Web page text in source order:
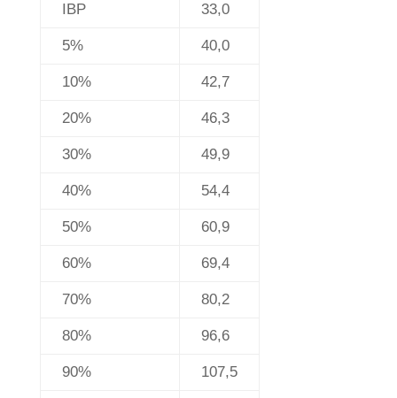
IBP 33,0
5% 40,0
10% 42,7
20% 46,3
30% 49,9
40% 54,4
50% 60,9
60% 69,4
70% 80,2
80% 96,6
90% 107,5